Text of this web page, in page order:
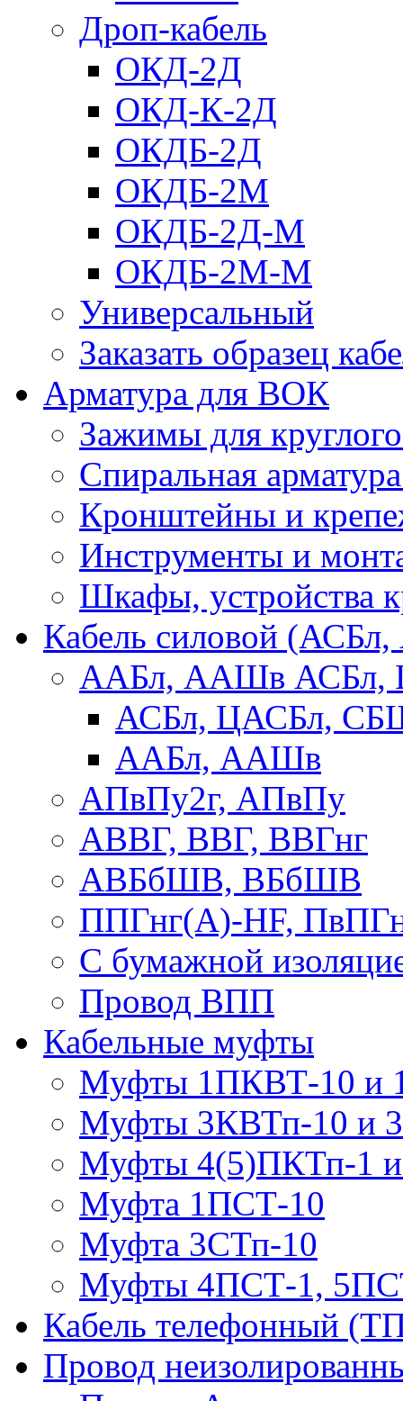
Дроп-кабель
ОКД-2Д
ОКД-К-2Д
ОКДБ-2Д
ОКДБ-2М
ОКДБ-2Д-М
ОКДБ-2М-М
Универсальный
Заказать образец
Арматура для ВОК
Зажимы для
Спиральная
Кронштейны и
Инструменты и
Шкафы, устройства
Кабель силовой
ААБл, ААШв АСБл,
АСБл, ЦАСБл,
ААБл, ААШв
АПвПу2г, АПвПу
АВВГ, ВВГ, ВВГнг
АВБбШВ, ВБбШВ
ППГнг(А)-HF,
С бумажной
Провод ВПП
Кабельные муфты
Муфты 1ПКВТ-10 и
Муфты 3КВТп-10 и
Муфты 4(5)ПКТп-1
Муфта 1ПСТ-10
Муфта 3СТп-10
Муфты 4ПСТ-1,
Кабель телефонный
Провод